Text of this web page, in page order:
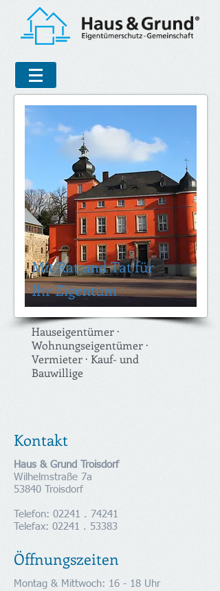
Mit Rat und Tat für
Ihr Eigentum
Hauseigentümer ·
Wohnungseigentümer ·
Vermieter · Kauf- und
Bauwillige
Kontakt
Haus & Grund Troisdorf
Wilhelmstraße 7a
53840 Troisdorf
Telefon: 02241 . 74241
Telefax: 02241 . 53383
Öffnungszeiten
Montag & Mittwoch: 16 - 18 Uhr